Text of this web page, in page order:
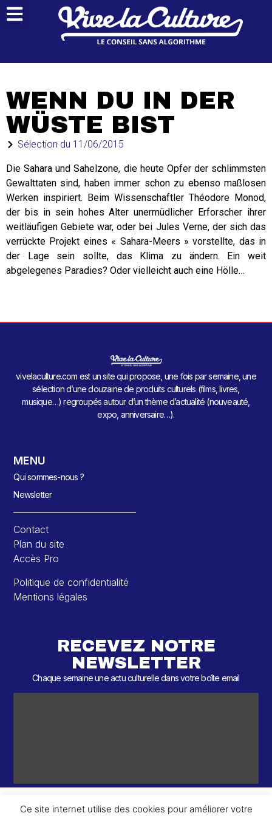
WENN DU IN DER
WÜSTE BIST
Sélection du 11/06/2015
Die Sahara und Sahelzone, die heute Opfer der schlimmsten
Gewalttaten sind, haben immer schon zu ebenso maßlosen
Werken inspiriert. Beim Wissenschaftler Théodore Monod,
der bis in sein hohes Alter unermüdlicher Erforscher ihrer
weitläufigen Gebiete war, oder bei Jules Verne, der sich das
verrückte Projekt eines « Sahara-Meers » vorstellte, das in
der Lage sein sollte, das Klima zu ändern. Ein weit
abgelegenes Paradies? Oder vielleicht auch eine Hölle…
vivelaculture.com est un site qui propose, une fois par semaine, une
sélection d’une douzaine de produits culturels (films, livres,
musique…) regroupés autour d’un thème d’actualité (nouveauté,
expo, anniversaire…).
MENU
Qui sommes-nous ?
Newsletter
Contact
Plan du site
Accès Pro
Politique de confidentialité
Mentions légales
RECEVEZ NOTRE
NEWSLETTER
Chaque semaine une actu culturelle dans votre boîte email
Ce site internet utilise des cookies pour améliorer votre